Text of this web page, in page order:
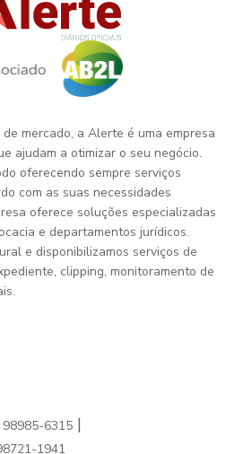
mercado, a Alerte é uma empresa
ajudam a otimizar o seu negócio.
oferecendo sempre serviços
com as suas necessidades
oferece soluções especializadas
e departamentos jurídicos.
e disponibilizamos serviços de
clipping, monitoramento de
98985-6315 |
1941